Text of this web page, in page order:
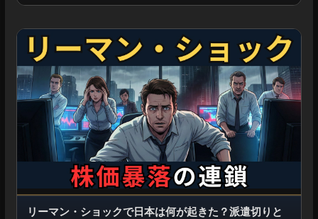
リーマン・ショックで日本は何が起きた？派遣切りと